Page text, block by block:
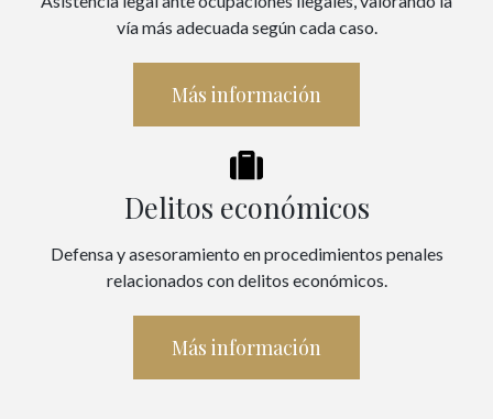
vía más adecuada según cada caso.
Más información
Delitos económicos
Defensa y asesoramiento en procedimientos penales
relacionados con delitos económicos.
Más información